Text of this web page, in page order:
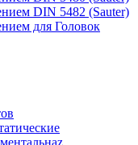
DIN 5482 (Sauter)
для Головок